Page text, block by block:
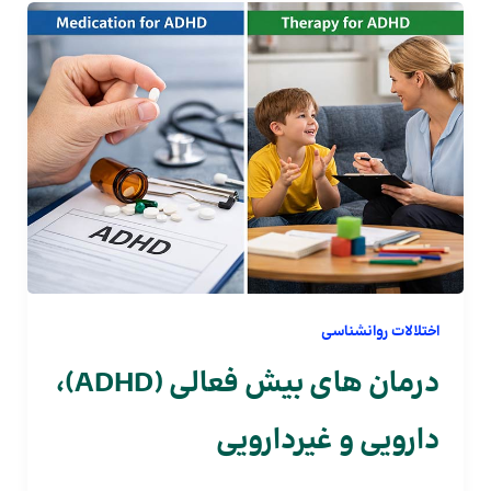
اختلالات روانشناسی
درمان های بیش فعالی (ADHD)،
دارویی و غیردارویی